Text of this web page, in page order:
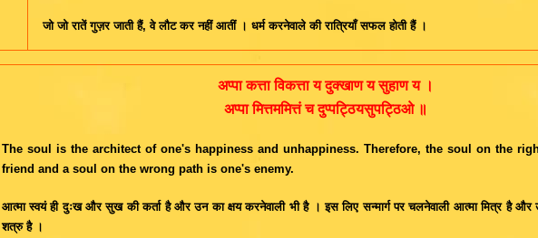
जो जो रातें गुज़र जाती हैं, वे लौट कर नहीं आतीं । धर्म करनेवाले की रात्रियाँ सफल होती हैं ।
अप्पा कत्ता विकत्ता य दुक्खाण य सुहाण य ।
अप्पा मित्तममित्तं च दुप्पट्ठियसुपट्ठिओ ॥
The soul is the architect of one's happiness and unhappiness. Therefore, the soul on the
friend and a soul on the wrong path is one's enemy.
आत्मा स्वयं ही दुःख और सुख की कर्ता है और उन का क्षय करनेवाली भी है । इस लिए सन्मार्ग पर चलनेवाली आत्मा मित्र है और
शत्रु है ।